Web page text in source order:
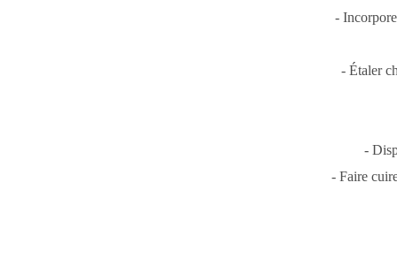
-
- Étaler
-
- Faire